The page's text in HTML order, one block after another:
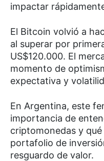
impactar
El Bitcoin volvió a
al superar por
US$120.000. El
momento de
expectativa y
En Argentina, este
importancia de
criptomonedas y
portafolio de
resguardo de valor.